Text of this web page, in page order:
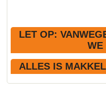
LET OP:
ALLES IS